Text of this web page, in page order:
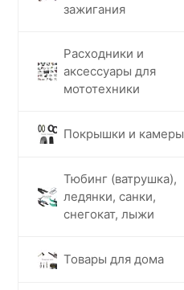
зажигания
Расходники и
аксессуары для
мототехники
Покрышки и камеры
Тюбинг (ватрушка),
ледянки, санки,
снегокат, лыжи
Товары для дома